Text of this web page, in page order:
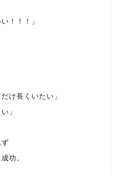
！！！」
け長くいたい」
」
功。